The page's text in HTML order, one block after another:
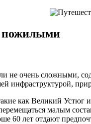
пожилыми
очень сложными,
инфраструктурой,
как Великий
малым
60 лет отдают